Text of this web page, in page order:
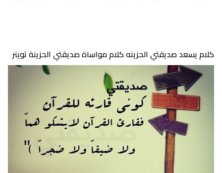
كلام يسعد صديقتي الحزينه كلام مواساة صديقتي الحزينة تويتر